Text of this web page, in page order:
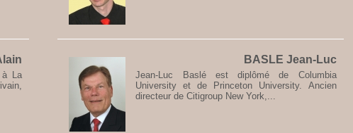
à La
BASLE Jean-Luc
Jean-Luc Baslé est diplômé de Columbia
University et de Princeton University. Ancien
directeur de Citigroup New York,...